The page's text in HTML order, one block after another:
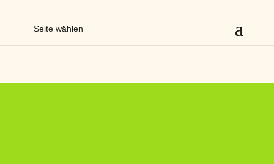
Seite wählen